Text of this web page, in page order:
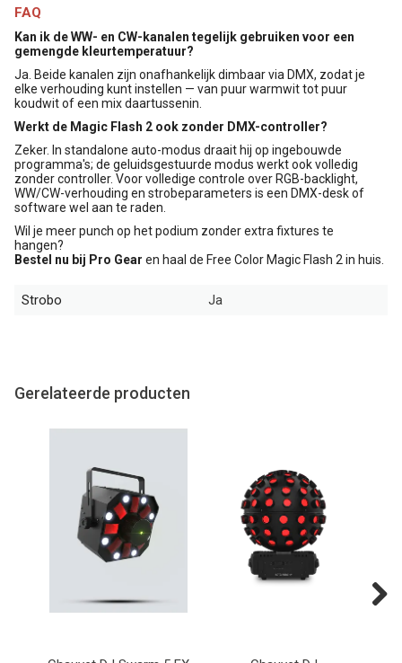
FAQ
Kan ik de WW- en CW-kanalen tegelijk gebruiken voor een
gemengde kleurtemperatuur?
Ja. Beide kanalen zijn onafhankelijk dimbaar via DMX, zodat je
elke verhouding kunt instellen — van puur warmwit tot puur
koudwit of een mix daartussenin.
Werkt de Magic Flash 2 ook zonder DMX-controller?
Zeker. In standalone auto-modus draait hij op ingebouwde
programma's; de geluidsgestuurde modus werkt ook volledig
zonder controller. Voor volledige controle over RGB-backlight,
WW/CW-verhouding en strobeparameters is een DMX-desk of
software wel aan te raden.
Wil je meer punch op het podium zonder extra fixtures te
hangen?
Bestel nu bij Pro Gear en haal de Free Color Magic Flash 2 in huis.
Strobo Ja
Gerelateerde producten